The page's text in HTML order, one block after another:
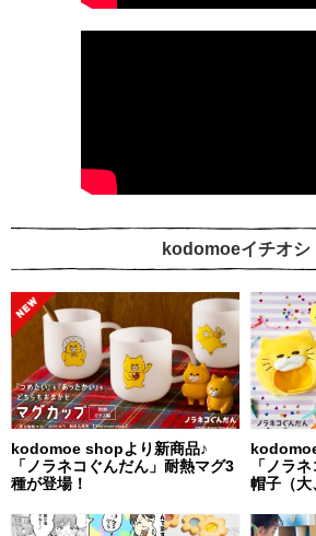
kodomoeイチオシ
kodomoe shopより新商品♪
「ノラネコぐんだん」耐熱マグ3
種が登場！
「ノラ
帽子（大